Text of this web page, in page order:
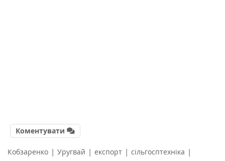
Коментувати
Кобзаренко | Уругвай | експорт | сільгосптехніка |